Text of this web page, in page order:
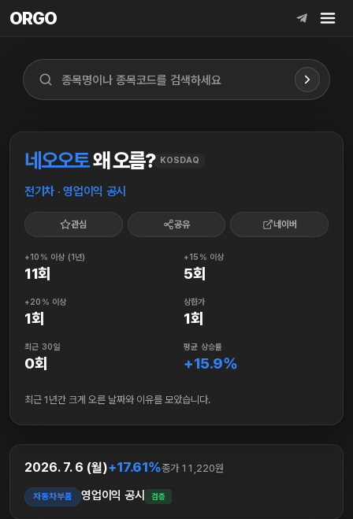
ORGO
ORGO
네오오토왜 오름? KOSDAQ
전기차 · 영업이익 공시
관심 공유 네이버
+10% 이상 (1년)
11회
+15% 이상
5회
+20% 이상
1회
상한가
1회
최근 30일
0회
평균 상승률
+15.9%
최근 1년간 크게 오른 날짜와 이유를 모았습니다.
2026. 7. 6 (월)+17.61%종가 11,220원
자동차부품 영업이익 공시 검증